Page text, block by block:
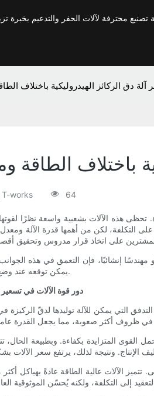
دق الركائز الهيدروليكية باختلاف
باختلاف الطاقة
T-works 64
هذه الآلات بشعبية واسعة نظرًا لقوتها
التكلفة، لكن من أهمها قدرة الآلة ومعدل
مهندسًا إنشائيًا، فإن التعمق في هذه
يمكن توقعه عند وضع ميزانية لهذه الآلات القوية.
دور قوة الآلات في تسعير
التي يمكن للآلة توليدها لدقّ الركيزة
القوى المتزايدة بكفاءة. وبطبيعة الحال،
عالية الطاقة عادةً بهياكل أكثر